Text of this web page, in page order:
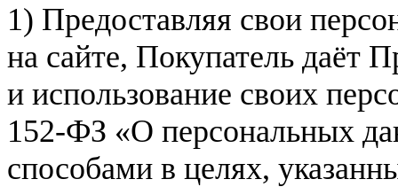
1) Предоставляя свои
на сайте, Покупатель даёт
и использование своих
152-ФЗ «О персональных
способами в целях,